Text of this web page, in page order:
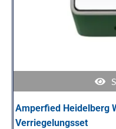
Amperfied Heidelberg
Verriegelungsset